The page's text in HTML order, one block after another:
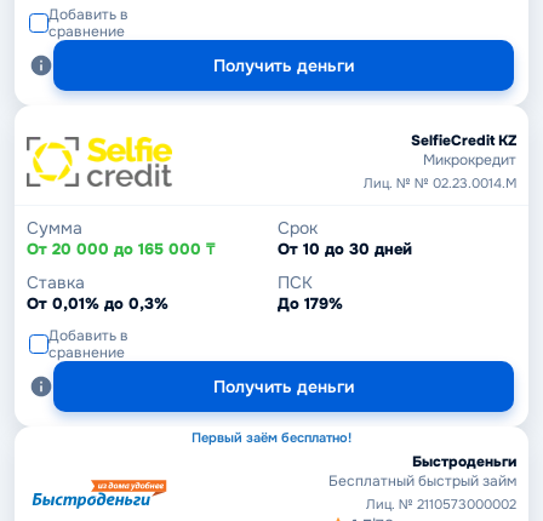
Добавить в
сравнение
Получить деньги
SelfieCredit KZ
Микрокредит
Лиц. № № 02.23.0014.М
Сумма
От 20 000 до 165 000 ₸
Срок
От 10 до 30 дней
Ставка
От 0,01% до 0,3%
ПСК
До 179%
Добавить в
сравнение
Получить деньги
Первый заём бесплатно!
Быстроденьги
Бесплатный быстрый займ
Лиц. № 2110573000002